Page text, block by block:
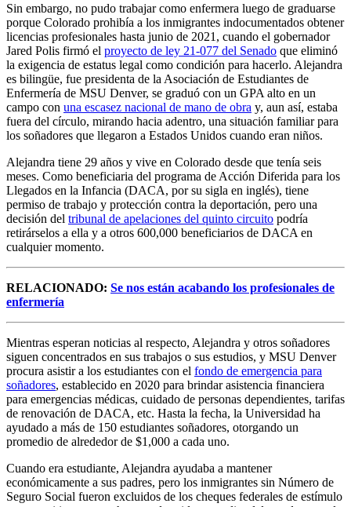
Sin embargo, no pudo trabajar como enfermera luego de graduarse
porque Colorado prohibía a los inmigrantes indocumentados obtener
licencias profesionales hasta junio de 2021, cuando el gobernador
Jared Polis firmó el proyecto de ley 21-077 del Senado que eliminó
la exigencia de estatus legal como condición para hacerlo. Alejandra
es bilingüe, fue presidenta de la Asociación de Estudiantes de
Enfermería de MSU Denver, se graduó con un GPA alto en un
campo con una escasez nacional de mano de obra y, aun así, estaba
fuera del círculo, mirando hacia adentro, una situación familiar para
los soñadores que llegaron a Estados Unidos cuando eran niños.
Alejandra tiene 29 años y vive en Colorado desde que tenía seis
meses. Como beneficiaria del programa de Acción Diferida para los
Llegados en la Infancia (DACA, por su sigla en inglés), tiene
permiso de trabajo y protección contra la deportación, pero una
decisión del tribunal de apelaciones del quinto circuito podría
retirárselos a ella y a otros 600,000 beneficiarios de DACA en
cualquier momento.
RELACIONADO: Se nos están acabando los profesionales de
enfermería
Mientras esperan noticias al respecto, Alejandra y otros soñadores
siguen concentrados en sus trabajos o sus estudios, y MSU Denver
procura asistir a los estudiantes con el fondo de emergencia para
soñadores, establecido en 2020 para brindar asistencia financiera
para emergencias médicas, cuidado de personas dependientes, tarifas
de renovación de DACA, etc. Hasta la fecha, la Universidad ha
ayudado a más de 150 estudiantes soñadores, otorgando un
promedio de alrededor de $1,000 a cada uno.
Cuando era estudiante, Alejandra ayudaba a mantener
económicamente a sus padres, pero los inmigrantes sin Número de
Seguro Social fueron excluidos de los cheques federales de estímulo